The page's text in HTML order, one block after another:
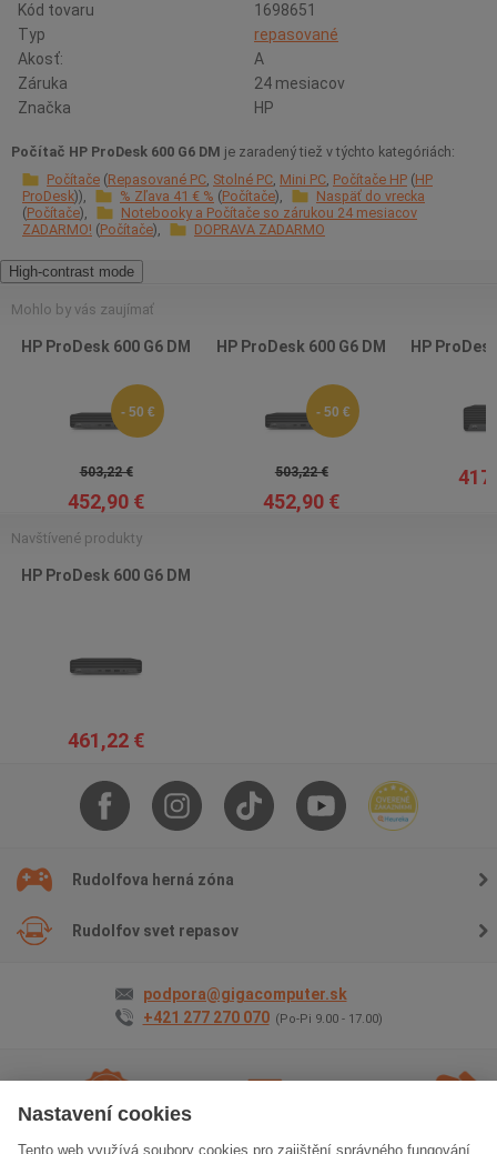
Nastavení cookies
Tento web využívá soubory cookies pro zajištění správného fungování
Kód tovaru
1698651
Typ
repasované
Akosť:
A
Záruka
24 mesiacov
Značka
HP
Počítač HP ProDesk 600 G6 DM je zaradený tiež v týchto kategóriách:
Počítače Repasované PC Stolné PC Mini PC Počítače HP HP
ProDesk
% Zľava 41 € % Počítače
Naspäť do vrecka
Počítače
Notebooky a Počítače so zárukou 24 mesiacov
ZADARMO! Počítače DOPRAVA ZADARMO
High-contrast mode
Mohlo by vás zaujímať
HP ProDesk 600 G6 DM
- 50 €
503,22 €
452,90 €
HP ProDesk 600 G6 DM
- 50 €
503,22 €
452,90 €
HP
Navštívené produkty
HP ProDesk 600 G6 DM
461,22 €
Rudolfova herná zóna
Rudolfov svet repasov
podpora@gigacomputer.sk
+421 277 270 070 (Po-Pi 9.00 - 17.00)